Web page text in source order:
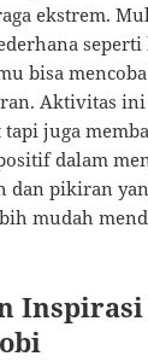
ekstrem.
bisa
Aktivitas
juga
dalam
dan pikiran
mudah
Inspirasi